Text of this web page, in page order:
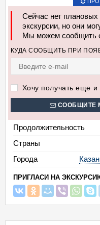
Сейчас нет плановых
экскурсии, но они
Мы можем сообщить
КУДА СООБЩИТЬ ПРИ
Хочу получать еще
СООБЩИТЕ
Продолжительность
Страны
Города
ПРИГЛАСИ НА